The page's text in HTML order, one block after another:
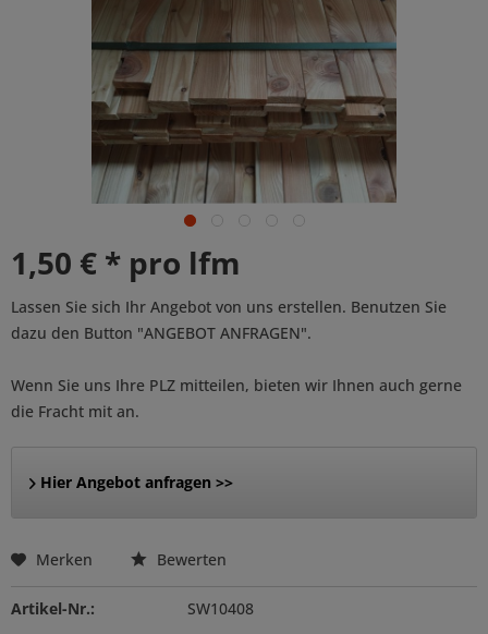
1,50 € * pro lfm
Lassen Sie sich Ihr Angebot von uns erstellen. Benutzen Sie
dazu den Button "ANGEBOT ANFRAGEN".
Wenn Sie uns Ihre PLZ mitteilen, bieten wir Ihnen auch gerne
die Fracht mit an.
Hier Angebot anfragen >>
Merken Bewerten
Artikel-Nr.: SW10408